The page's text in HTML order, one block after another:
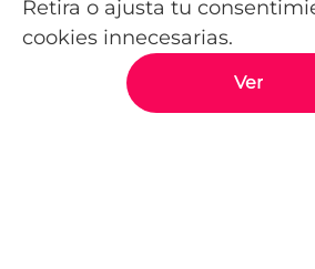
Retira o ajusta tu
cookies innecesarias.
Ver